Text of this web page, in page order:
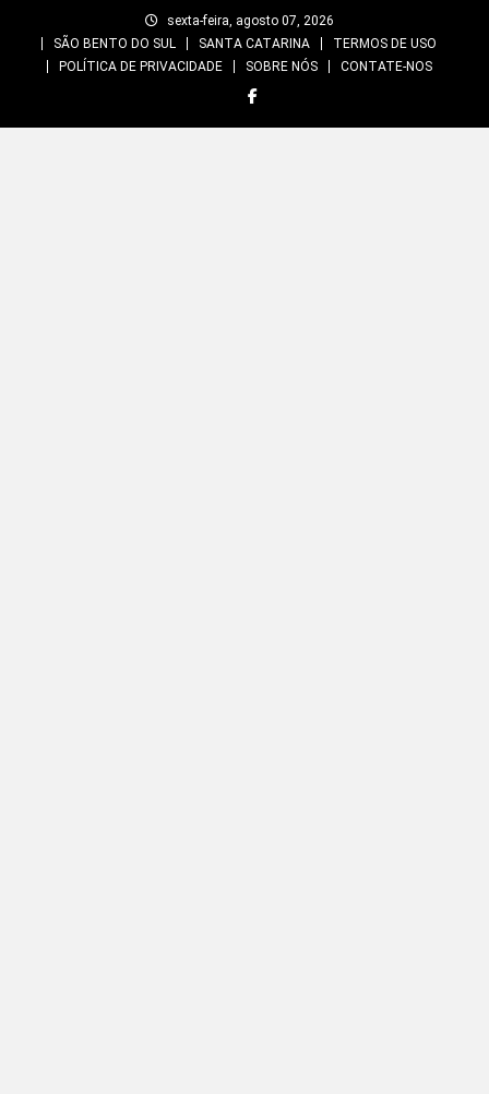
sexta-feira, agosto 07, 2026
SÃO BENTO DO SUL
SANTA CATARINA
TERMOS DE USO
POLÍTICA DE PRIVACIDADE
SOBRE NÓS CONTATE-NOS